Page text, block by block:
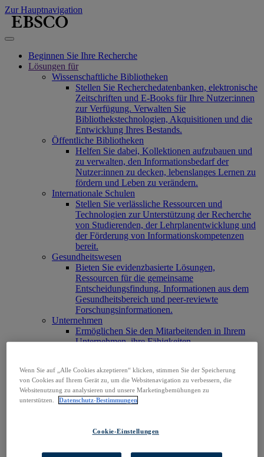
Zur Hauptnavigation
Beginnen Sie Ihre Recherche
Lösungen für
Wissenschaftliche Bibliotheken
Stellen Sie Recherchedatenbanken, elektronische
Zeitschriften und E-Books für Ihre Nutzer:innen
zur Verfügung. Verwalten Sie
Bibliothekstechnologien, Akquisitionen und die
Entwicklung Ihres Bestands.
Öffentliche Bibliotheken
Helfen Sie dabei, Kollektionen aufzubauen und
zu verwalten, den Informationsbedarf der
Nutzer:innen zu decken, lebenslanges Lernen zu
fördern und Leben zu verändern.
Internationale Schulen
Stellen Sie verlässliche Ressourcen und
Technologien zur Unterstützung der Recherche
von Studierenden, der Lehrplanentwicklung und
der Förderung von Informationskompetenzen
bereit.
Gesundheitswesen
Bieten Sie evidenzbasierte Lösungen,
Ressourcen für die gemeinsame
Entscheidungsfindung, Informationen aus dem
Gesundheitsbereich und peer-reviewte
Forschungsinformationen.
Unternehmen
Ermöglichen Sie den Mitarbeitenden in Ihrem
Unternehmen, ihre Fähigkeiten
decken. Verhelfen Sie ihnen so zum Erfolg.
Verlage
Erweitern Sie die Reichweite Ihrer Inhalte und
Services und stärken Sie Ihre Präsenz auf
Finden Sie Ihre Institution, um auf EBSCOs
Wenn Sie auf „Alle Cookies akzeptieren“ klicken, stimmen Sie der Speicherung
von Cookies auf Ihrem Gerät zu, um die Websitenavigation zu verbessern, die
Websitenutzung zu analysieren und unsere Marketingbemühungen zu
unterstützen.
Datenschutz-Bestimmungen
Cookie-Einstellungen